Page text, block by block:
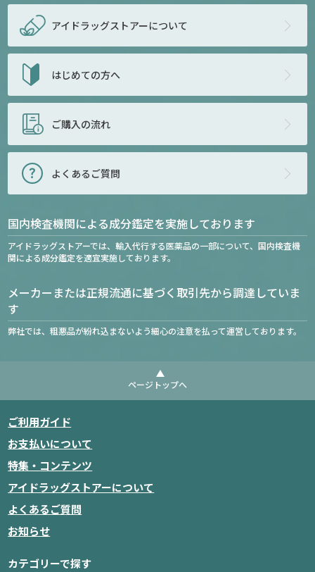
アイドラッグストアーについて
はじめての方へ
ご購入の流れ
よくあるご質問
国内検査機関による成分鑑定を実施しております
アイドラッグストアーでは、輸入代行する医薬品の一部について、国内検査機
関による成分鑑定を適宜実施しております。
メーカーまたは正規流通に基づく取引先から調達していま
す
弊社では、粗悪品が紛れ込まないよう細心の注意を払って運営しております。
ページトップへ
ご利用ガイド
お支払いについて
特集・コンテンツ
アイドラッグストアーについて
よくあるご質問
お知らせ
カテゴリーで探す